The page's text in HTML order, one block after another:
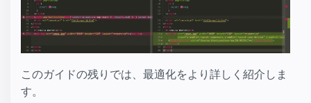
このガイドの残りでは、最適化をより詳しく紹介しま
す。